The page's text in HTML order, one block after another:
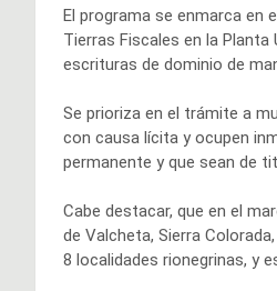
El programa se enmarca en
Tierras Fiscales en la
escrituras de dominio de
Se prioriza en el trámite a
con causa lícita y ocupen
permanente y que sean de
Cabe destacar, que en el
de Valcheta, Sierra
8 localidades rionegrinas, y